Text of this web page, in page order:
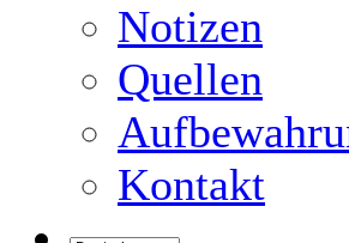
Notizen
Quellen
Kontakt